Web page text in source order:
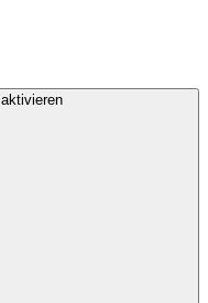
aktivieren